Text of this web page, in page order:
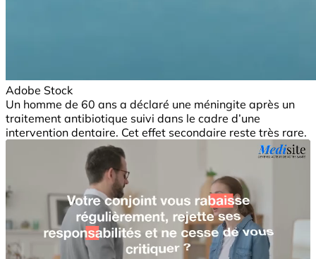
Adobe Stock
Un homme de 60 ans a déclaré une méningite après un
traitement antibiotique suivi dans le cadre d’une
intervention dentaire. Cet effet secondaire reste très rare.